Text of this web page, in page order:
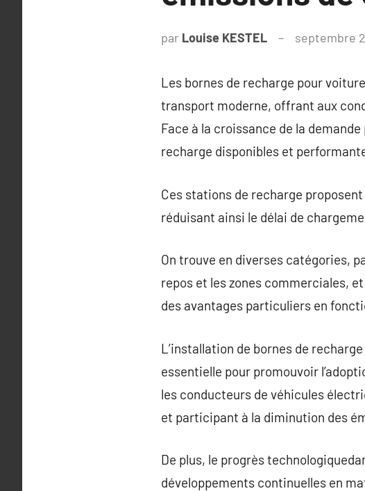
par Louise KESTEL septembre
Les bornes de recharge pour
transport moderne, offrant aux
Face à la croissance de la
recharge disponibles et
Ces stations de recharge
réduisant ainsi le délai de
On trouve en diverses catégories,
repos et les zones commerciales,
des avantages particuliers en
L’installation de bornes de
essentielle pour promouvoir
les conducteurs de véhicules
et participant à la diminution des
De plus, le progrès
développements continuelles en